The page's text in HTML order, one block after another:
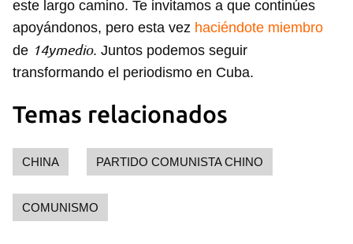
Guardar como favorito
Para poder guardar como favorito, primero has de
iniciar sesión con tu cuenta de 14ymedio.
este largo camino. Te invitamos a que continúes
apoyándonos, pero esta vez haciéndote miembro
de 14ymedio. Juntos podemos seguir
transformando el periodismo en Cuba.
Temas relacionados
CHINA PARTIDO COMUNISTA CHINO
COMUNISMO